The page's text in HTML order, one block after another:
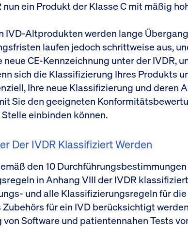
nun ein Produkt der Klasse C mit mäßig
IVD-Altprodukten werden lange
laufen jedoch schrittweise aus,
CE-Kennzeichnung unter der IVDR,
sich die Klassifizierung Ihres Produkts
Ihre neue Klassifizierung und deren
Sie den geeigneten
einbinden können.
Der IVDR Klassifiziert Werden
den 10
in Anhang VIII der IVDR
und alle Klassifizierungsregeln für
Zubehörs für ein IVD berücksichtigt
Software und patientennahen Tests